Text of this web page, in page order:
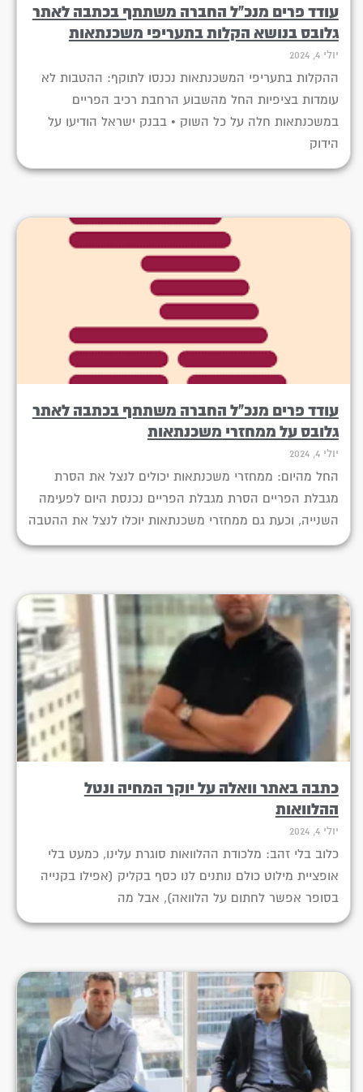
עודד פרים מנכ"ל החברה משתתף בכתבה לאתר
גלובס בנושא הקלות בתעריפי משכנתאות
יולי 4, 2024
ההקלות בתעריפי המשכנתאות נכנסו לתוקף: ההטבות לא
עומדות בציפיות החל מהשבוע הרחבת רכיב הפריים
במשכנתאות חלה על כל השוק • בבנק ישראל הודיעו על
הידוק
עודד פרים מנכ"ל החברה משתתף בכתבה לאתר
גלובס על ממחזרי משכנתאות
יולי 4, 2024
החל מהיום: ממחזרי משכנתאות יכולים לנצל את הסרת
מגבלת הפריים הסרת מגבלת הפריים נכנסת היום לפעימה
השנייה, וכעת גם ממחזרי משכנתאות יוכלו לנצל את ההטבה
כתבה באתר וואלה על יוקר המחיה ונטל
ההלוואות
יולי 4, 2024
כלוב בלי זהב: מלכודת ההלוואות סוגרת עלינו, כמעט בלי
אופציית מילוט כולם נותנים לנו כסף בקליק (אפילו בקנייה
בסופר אפשר לחתום על הלוואה), אבל מה